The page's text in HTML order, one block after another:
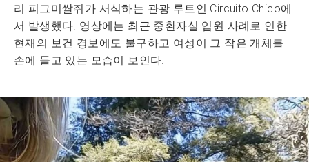
리 피그미쌀쥐가 서식하는 관광 루트인 Circuito Chico에
서 발생했다. 영상에는 최근 중환자실 입원 사례로 인한
현재의 보건 경보에도 불구하고 여성이 그 작은 개체를
손에 들고 있는 모습이 보인다.